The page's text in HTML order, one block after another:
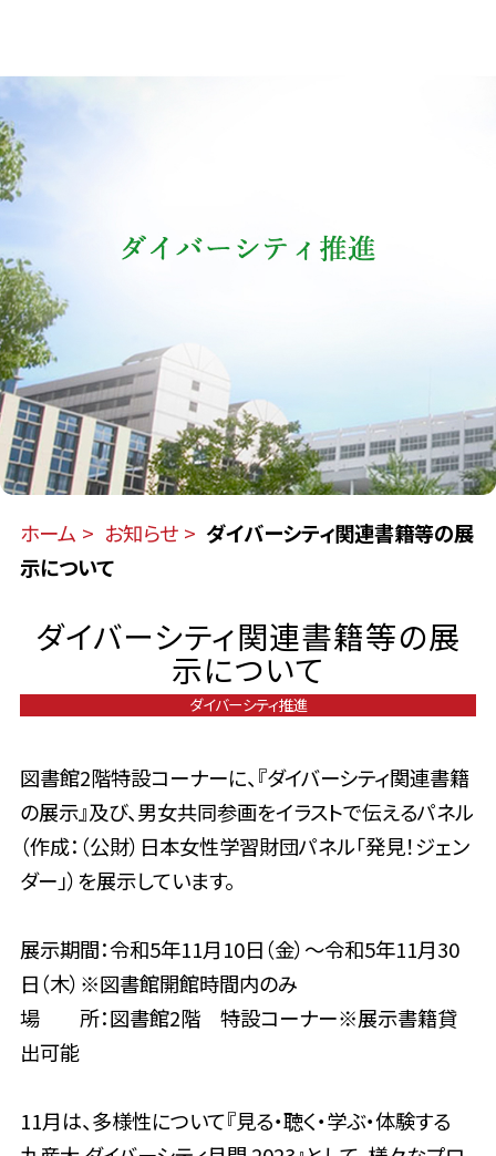
ホーム お知らせ
ダイバーシティ関連書籍等の展
示について
ダイバーシティ関連書籍等の展
示について
ダイバーシティ推進
図書館2階特設コーナーに、『ダイバーシティ関連書籍
の展示』及び、男女共同参画をイラストで伝えるパネル
（作成：（公財）日本女性学習財団パネル「発見！ジェン
ダー」）を展示しています。
展示期間：令和5年11月10日（金）～令和5年11月30
日（木）※図書館開館時間内のみ
場 所：図書館2階 特設コーナー※展示書籍貸
出可能
11月は、多様性について『見る・聴く・学ぶ・体験する